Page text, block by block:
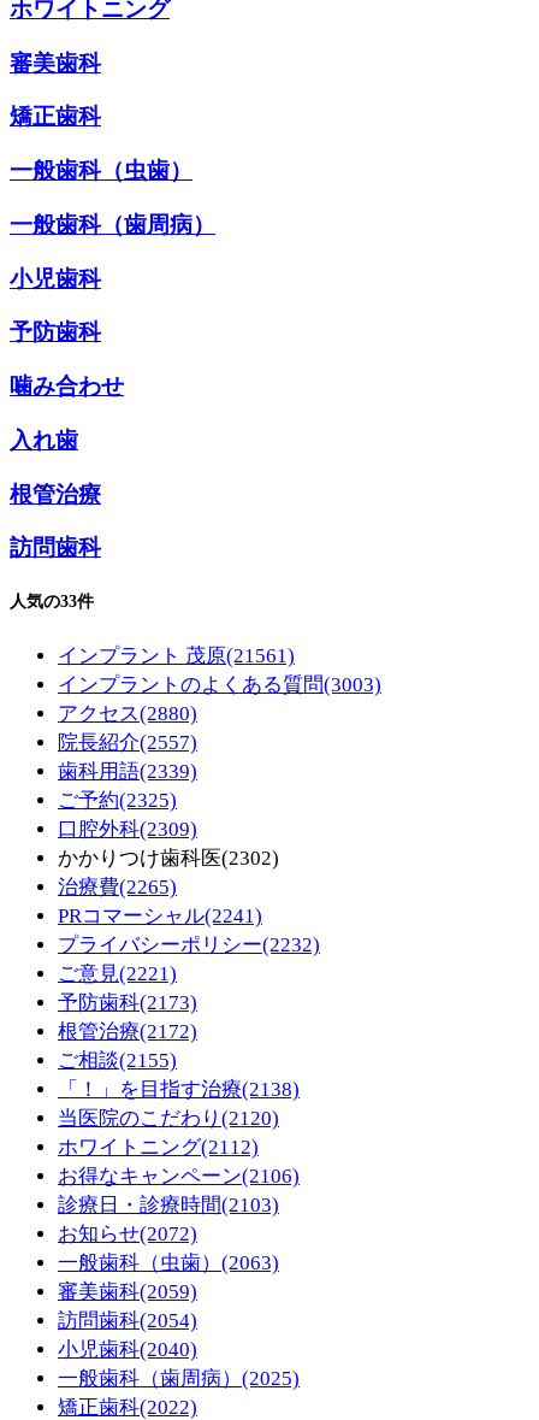
ホワイトニング
審美歯科
矯正歯科
一般歯科（虫歯）
一般歯科（歯周病）
小児歯科
予防歯科
噛み合わせ
入れ歯
根管治療
訪問歯科
人気の33件
インプラント 茂原(21561)
インプラントのよくある質問(3003)
アクセス(2880)
院長紹介(2557)
歯科用語(2339)
ご予約(2325)
口腔外科(2309)
かかりつけ歯科医(2302)
治療費(2265)
PRコマーシャル(2241)
プライバシーポリシー(2232)
ご意見(2221)
予防歯科(2173)
根管治療(2172)
ご相談(2155)
「！」を目指す治療(2138)
当医院のこだわり (2120)
ホワイトニング(2112)
お得なキャンペーン(2106)
診療日・診療時間(2103)
お知らせ(2072)
一般歯科（虫歯） (2063)
審美歯科(2059)
訪問歯科(2054)
小児歯科(2040)
一般歯科（歯周病） (2025)
矯正歯科(2022)